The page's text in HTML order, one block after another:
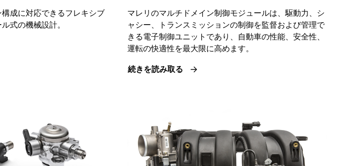
成に対応できるフレキシブ
式の機械設計。
マレリのマルチドメイン制御モジュールは、駆動力、シ
ャシー、トランスミッションの制御を監督および管理で
きる電子制御ユニットであり、自動車の性能、安全性、
運転の快適性を最大限に高めます。
続きを読み取る